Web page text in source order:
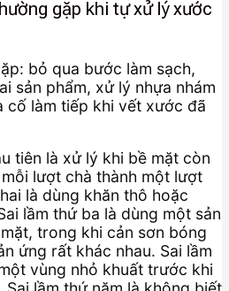
gặp khi tự xử lý xước
bỏ qua bước làm sạch,
sản phẩm, xử lý nhựa nhám
cố làm tiếp khi vết xước đã
tiên là xử lý khi bề mặt còn
lượt chà thành một lượt
là dùng khăn thô hoặc
lầm thứ ba là dùng một sản
trong khi cản sơn bóng
ứng rất khác nhau. Sai lầm
vùng nhỏ khuất trước khi